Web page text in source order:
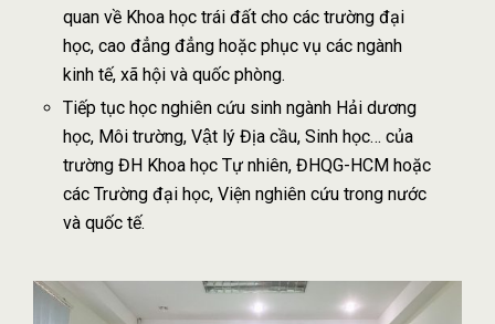
quan về Khoa học trái đất cho các trường đại
học, cao đẳng đẳng hoặc phục vụ các ngành
kinh tế, xã hội và quốc phòng.
Tiếp tục học nghiên cứu sinh ngành Hải dương
học, Môi trường, Vật lý Địa cầu, Sinh học… của
trường ĐH Khoa học Tự nhiên, ĐHQG-HCM hoặc
các Trường đại học, Viện nghiên cứu trong nước
và quốc tế.